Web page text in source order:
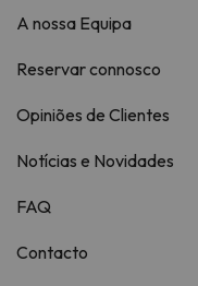
A nossa Equipa
Reservar connosco
Opiniões de Clientes
Notícias e Novidades
FAQ
Contacto